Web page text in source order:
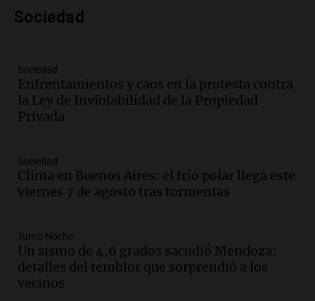
Episodios
sea, va a ser lindo”
La Cadena del Gol
Episodios
Audio.
mano es muy peligroso”
La Argentina, hoy
Episodios
sobre los parques educativos
Amamos Argentina
Episodios
Audio.
Sociedad
Sociedad
Enfrentamientos y caos en la protesta contra
la Ley de Inviolabilidad de la Propiedad
Privada
Sociedad
Clima en Buenos Aires: el frío polar llega este
viernes 7 de agosto tras tormentas
Turno Noche
Un sismo de 4,6 grados sacudió Mendoza:
detalles del temblor que sorprendió a los
vecinos